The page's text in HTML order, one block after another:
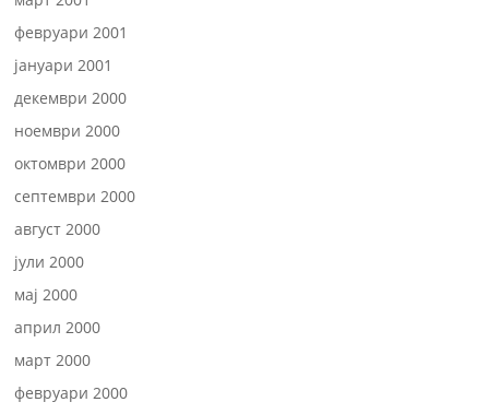
февруари 2001
јануари 2001
декември 2000
ноември 2000
октомври 2000
септември 2000
август 2000
јули 2000
мај 2000
април 2000
март 2000
февруари 2000